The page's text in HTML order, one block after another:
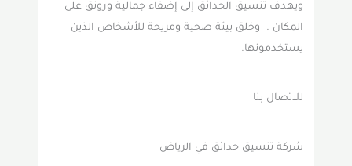
ويهدف تنسيق الحدائق إلى إضفاء جمالية ورونق على
المكان . وخلق بيئة صحية ومريحة للأشخاص الذين
يستخدمونها.
للاتصال بنا
شركة تنسيق حدائق في الرياض